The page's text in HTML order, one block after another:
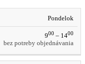
Pondelok
900 – 1400
bez potreby objednávania